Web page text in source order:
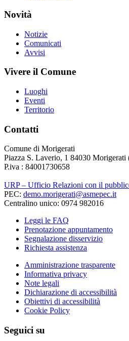
Novità
Notizie
Comunicati
Avvisi
Vivere il Comune
Luoghi
Eventi
Territorio
Contatti
Comune di Morigerati
Piazza S. Laverio, 1 84030 Morigerati
P.iva : 84001730658
URP – Ufficio Relazioni con il
PEC: demo.morigerati@asmepec.it
Centralino unico: 0974 982016
Leggi le FAQ
Prenotazione appuntamento
Segnalazione disservizio
Richiesta assistenza
Amministrazione trasparente
Informativa privacy
Note legali
Dichiarazione di accessibilità
Obiettivi di accessibilità
Cookie Policy
Seguici su